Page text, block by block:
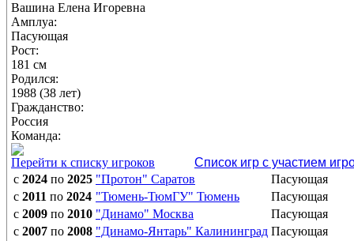
Вашина Елена Игоревна
Амплуа:
Пасующая
Рост:
181 см
Родился:
1988 (38 лет)
Гражданство:
Россия
Команда:
Перейти к списку игроков
Список игр с участием
с 2024 по 2025 "Протон" Саратов
Пасующая
с 2011 по 2024 "Тюмень-ТюмГУ" Тюмень
Пасующая
с 2009 по 2010 "Динамо" Москва
Пасующая
с 2007 по 2008 "Динамо-Янтарь" Калининград Пасующая